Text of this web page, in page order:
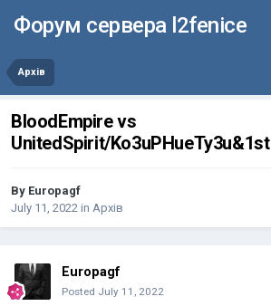
Форум сервера l2fenice
Архів
BloodEmpire vs
UnitedSpirit/Ko3uPHueTy3u&1st
By Europagf
July 11, 2022 in Архів
Europagf
Posted July 11, 2022